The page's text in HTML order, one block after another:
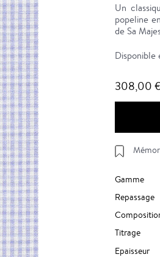
Un
popeline
de Sa
Disponible
308,00 €
Gamme
Repassage
Titrage
Epaisseur